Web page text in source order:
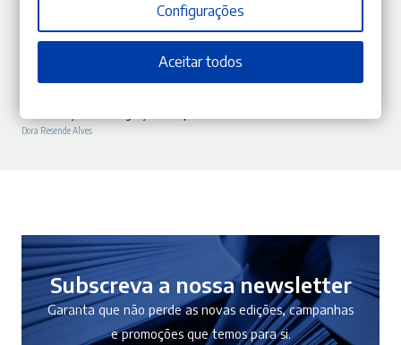
ADICIONAR
original
10%
Dora Resende Alves
Subscreva a nossa newsletter
Garanta que não perde as novas edições, campanhas
e promoções que temos para si.
Configurações
Aceitar todos